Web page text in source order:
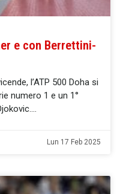
e con Berrettini-
l’ATP 500 Doha si
numero 1 e un 1°
Lun 17 Feb 2025